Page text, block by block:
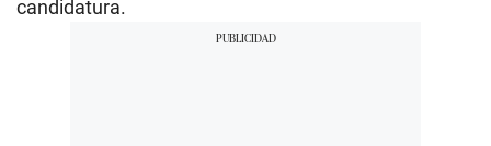
candidatura.